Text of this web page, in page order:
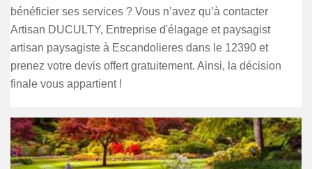
bénéficier ses services ? Vous n’avez qu’à contacter
Artisan DUCULTY, Entreprise d'élagage et paysagist
artisan paysagiste à Escandolieres dans le 12390 et
prenez votre devis offert gratuitement. Ainsi, la décision
finale vous appartient !